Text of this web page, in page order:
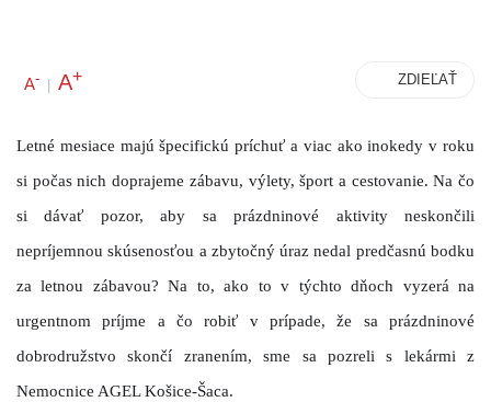
A- | A+ ZDIEĽAŤ
Letné mesiace majú špecifickú príchuť a viac ako inokedy v roku
si počas nich doprajeme zábavu, výlety, šport a cestovanie. Na čo
si dávať pozor, aby sa prázdninové aktivity neskončili
nepríjemnou skúsenosťou a zbytočný úraz nedal predčasnú bodku
za letnou zábavou? Na to, ako to v týchto dňoch vyzerá na
urgentnom príjme a čo robiť v prípade, že sa prázdninové
dobrodružstvo skončí zranením, sme sa pozreli s lekármi z
Nemocnice AGEL Košice-Šaca.